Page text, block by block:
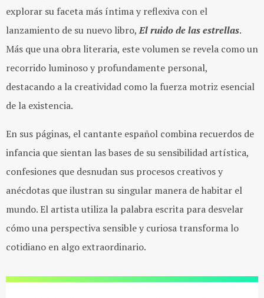
explorar su faceta más íntima y reflexiva con el
lanzamiento de su nuevo libro,El ruido de las estrellas.
Más que una obra literaria, este volumen se revela como un
recorrido luminoso y profundamente personal,
destacando a la creatividad como la fuerza motriz esencial
de la existencia.
En sus páginas, el cantante español combina recuerdos de
infancia que sientan las bases de su sensibilidad artística,
confesiones que desnudan sus procesos creativos y
anécdotas que ilustran su singular manera de habitar el
mundo. El artista utiliza la palabra escrita para desvelar
cómo una perspectiva sensible y curiosa transforma lo
cotidiano en algo extraordinario.